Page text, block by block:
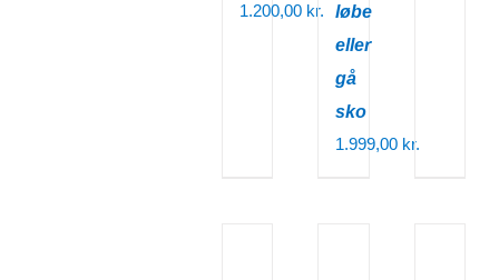
1.200,00 kr.
løbe
eller
gå
sko
1.999,00 kr.